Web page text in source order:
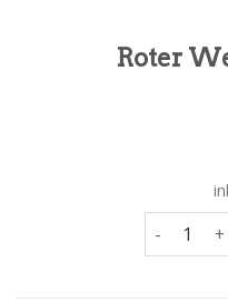
Roter
Roter